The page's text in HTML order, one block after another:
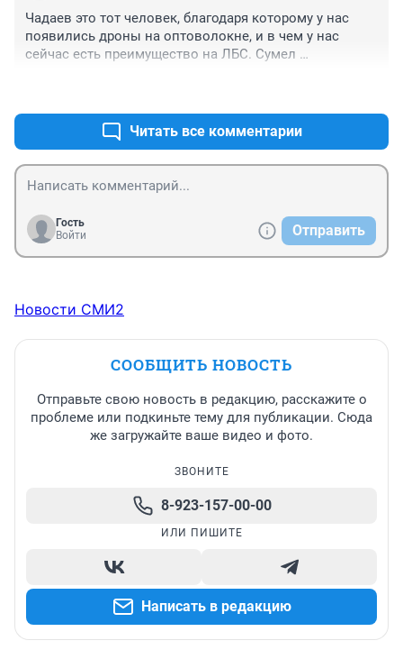
Чадаев это тот человек, благодаря которому у нас
появились дроны на оптоволокне, и в чем у нас
сейчас есть преимущество на ЛБС. Сумел
Читать все комментарии
Гость
Войти
Отправить
Новости СМИ2
СООБЩИТЬ НОВОСТЬ
Отправьте свою новость в редакцию, расскажите о
проблеме или подкиньте тему для публикации. Сюда
же загружайте ваше видео и фото.
ЗВОНИТЕ
8-923-157-00-00
ИЛИ ПИШИТЕ
Написать в редакцию